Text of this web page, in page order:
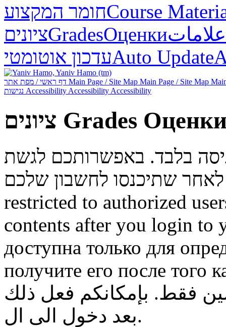
חומר המקצועCourse
ציוניםGradesОценкиعلامات
עדכון אוטומטיAuto Update
Main Page / Site Map Main Page / Site Map
Accessibility Accessibility Accessibility
ציונים Grades
בלבד. באפשרותכם לגשת
restricted to authorized
contents after you login to
доступна только для
получите его после того
فقط. بإمكانكم فعل ذلك
بعد دخول الى ال.